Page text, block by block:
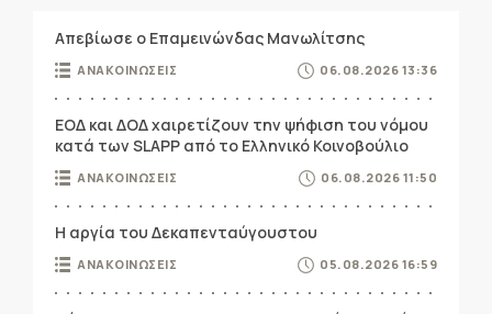
Απεβίωσε ο Επαμεινώνδας Μανωλίτσης
ΑΝΑΚΟΙΝΩΣΕΙΣ 06.08.2026 13:36
ΕΟΔ και ΔΟΔ χαιρετίζουν την ψήφιση του νόμου
κατά των SLAPP από το Ελληνικό Κοινοβούλιο
ΑΝΑΚΟΙΝΩΣΕΙΣ 06.08.2026 11:50
Η αργία του Δεκαπενταύγουστου
ΑΝΑΚΟΙΝΩΣΕΙΣ 05.08.2026 16:59